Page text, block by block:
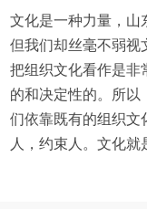
文化是一种力量，山
但我们却丝毫不弱视
把组织文化看作是非
的和决定性的。所
们依靠既有的组织文
人，约束人。文化就